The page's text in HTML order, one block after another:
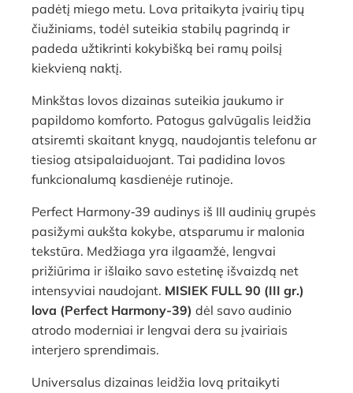
padėtį miego metu. Lova pritaikyta įvairių tipų
čiužiniams, todėl suteikia stabilų pagrindą ir
padeda užtikrinti kokybišką bei ramų poilsį
kiekvieną naktį.
Minkštas lovos dizainas suteikia jaukumo ir
papildomo komforto. Patogus galvūgalis leidžia
atsiremti skaitant knygą, naudojantis telefonu ar
tiesiog atsipalaiduojant. Tai padidina lovos
funkcionalumą kasdienėje rutinoje.
Perfect Harmony‑39 audinys iš III audinių grupės
pasižymi aukšta kokybe, atsparumu ir malonia
tekstūra. Medžiaga yra ilgaamžė, lengvai
prižiūrima ir išlaiko savo estetinę išvaizdą net
intensyviai naudojant. MISIEK FULL 90 (III gr.)
lova (Perfect Harmony-39) dėl savo audinio
atrodo moderniai ir lengvai dera su įvairiais
interjero sprendimais.
Universalus dizainas leidžia lovą pritaikyti